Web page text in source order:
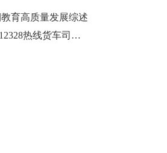
育高质量发展综述
热线货车司…